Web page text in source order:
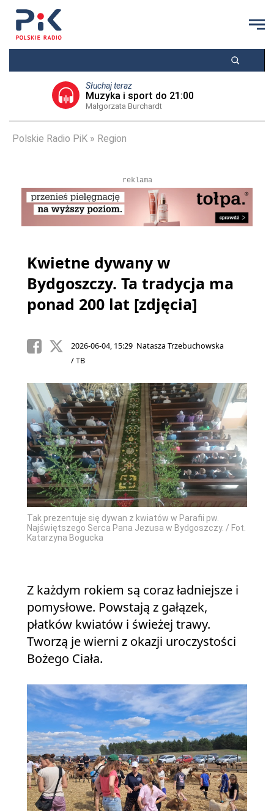
Słuchaj teraz
Muzyka i sport do 21:00
Małgorzata Burchardt
Polskie Radio PiK Region
reklama
Kwietne dywany w
Bydgoszczy. Ta tradycja ma
ponad 200 lat [zdjęcia]
2026-06-04, 15:29 Natasza Trzebuchowska
/ TB
Tak prezentuje się dywan z kwiatów w Parafii pw.
Najświętszego Serca Pana Jezusa w Bydgoszczy. / Fot.
Katarzyna Bogucka
Z każdym rokiem są coraz ładniejsze i
pomysłowe. Powstają z gałązek,
płatków kwiatów i świeżej trawy.
Tworzą je wierni z okazji uroczystości
Bożego Ciała.